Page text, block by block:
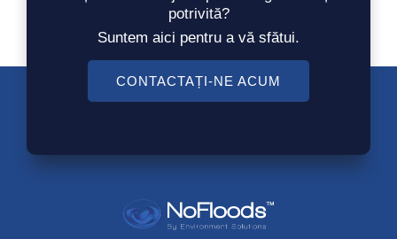
potrivită?
Suntem aici pentru a vă sfătui.
CONTACTAȚI-NE ACUM